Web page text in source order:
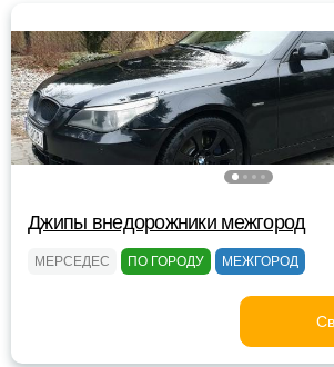
Джипы внедорожники межгород
МЕРСЕДЕС ПО ГОРОДУ МЕЖГОРОД